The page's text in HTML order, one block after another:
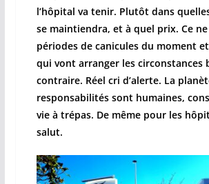
l’hôpital va tenir. Plutôt dans
se maintiendra, et à quel prix. Ce
périodes de canicules du moment
qui vont arranger les circonstances
contraire. Réel cri d’alerte. La
responsabilités sont humaines,
vie à trépas. De même pour les
salut.